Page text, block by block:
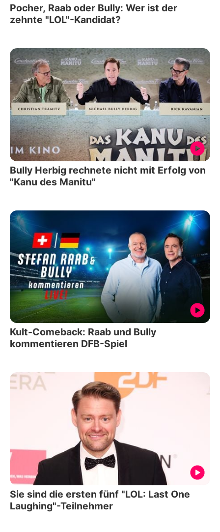
Pocher, Raab oder Bully: Wer ist der
zehnte "LOL"-Kandidat?
Bully Herbig rechnete nicht mit Erfolg von
"Kanu des Manitu"
Kult-Comeback: Raab und Bully
kommentieren DFB-Spiel
Sie sind die ersten fünf "LOL: Last One
Laughing"-Teilnehmer